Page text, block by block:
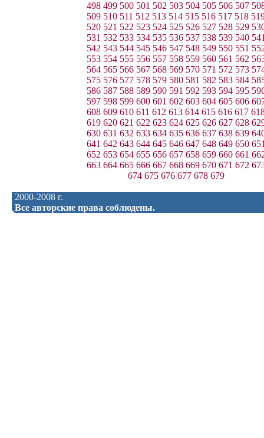
498 499 500 501 502 503 504 505 506 507
509 510 511 512 513 514 515 516 517 518
520 521 522 523 524 525 526 527 528 529
531 532 533 534 535 536 537 538 539 540
542 543 544 545 546 547 548 549 550 551
553 554 555 556 557 558 559 560 561 562
564 565 566 567 568 569 570 571 572 573
575 576 577 578 579 580 581 582 583 584
586 587 588 589 590 591 592 593 594 595
597 598 599 600 601 602 603 604 605 606
608 609 610 611 612 613 614 615 616 617
619 620 621 622 623 624 625 626 627 628
630 631 632 633 634 635 636 637 638 639
641 642 643 644 645 646 647 648 649 650
652 653 654 655 656 657 658 659 660 661
663 664 665 666 667 668 669 670 671 672
674 675 676 677 678 679
2000-2008 г.
Все авторские права соблюдены.